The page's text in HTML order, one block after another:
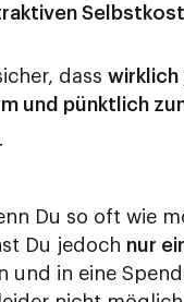
dass wirklich
und pünktlich
Du so oft wie
Du jedoch nur
und in eine